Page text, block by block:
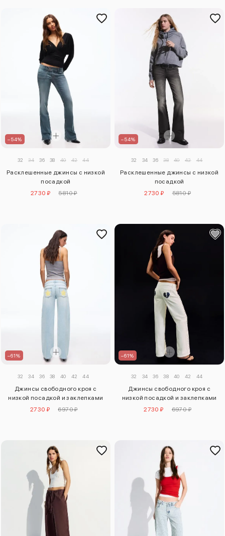
–54%
32 34 36 38 40 42 44
Расклешенные джинсы с низкой
посадкой
2730 ₽
5810 ₽
–54%
32 34 36 38 40 42 44
Расклешенные джинсы с низкой
посадкой
2730 ₽
5810 ₽
–61%
32 34 36 38 40 42 44
Джинсы свободного кроя с
низкой посадкой и заклепками
2730 ₽
6970 ₽
–61%
32 34 36 38 40 42 44
Джинсы свободного кроя с
низкой посадкой и заклепками
2730 ₽
6970 ₽